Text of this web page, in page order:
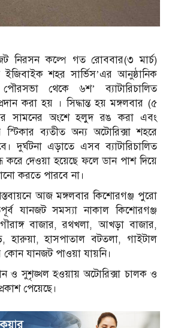
নিরসন কল্পে গত রোববার(৩ মার্চ)
ইজিবাইক শহর সার্ভিস’এর আনুষ্ঠানিক
থেকে ৬শ’ ব্যাটারিচালিত
করা হয় । সিদ্ধান্ত হয় মঙ্গলবার (৫
সামনের অংশে হলুদ রঙ করা এবং
স্টিকার ব্যতীত অন্য অটোরিক্সা শহরে
দুর্ঘটনা এড়াতে এসব ব্যাটারিচালিত
করে দেওয়া হয়েছে ফলে ডান পাশ দিয়ে
করতে পারবে না।
আজ মঙ্গলবার কিশোরগঞ্জ পুরো
যানজট সমস্যা নাকাল কিশোরগঞ্জ
বাজার, রথখলা, আখড়া বাজার,
হাসপাতাল বটতলা, গাইটাল
যানজট পাওয়া যায়নি।
ও সুশৃঙ্খল হওয়ায় অটোরিক্সা চালক ও
পেয়েছে।